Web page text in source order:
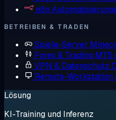
n8n
BETREIBEN & TRADEN
Spiele-Server
Forex & Trading MT5
VPN & Datenschutz
Remote-Workstation
Lösung
KI-Training und Inferenz